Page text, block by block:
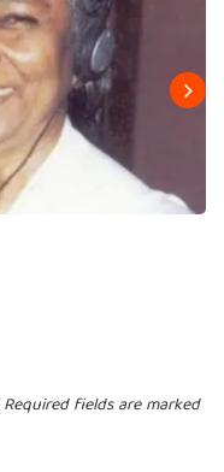
Required fields are marked